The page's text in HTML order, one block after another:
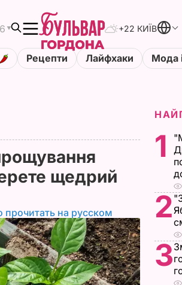
+22 КИЇВ
Рецепти Лайфхаки Мода
щедрий
на русском
1
2
3